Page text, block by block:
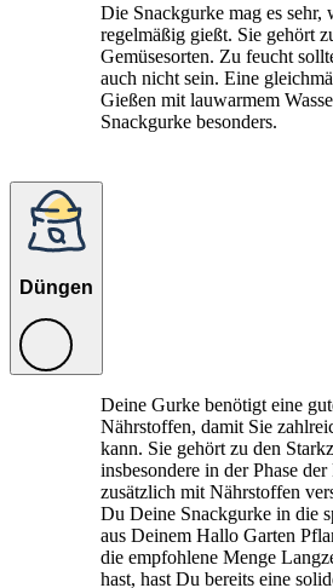
Die Snackgurke mag es sehr,
regelmäßig gießt. Sie gehört
Gemüsesorten. Zu feucht
auch nicht sein. Eine
Gießen mit lauwarmem
Snackgurke besonders.
Düngen
Deine Gurke benötigt eine
Nährstoffen, damit Sie
kann. Sie gehört zu den
insbesondere in der Phase
zusätzlich mit Nährstoffen
Du Deine Snackgurke in die
aus Deinem Hallo Garten
die empfohlene Menge
hast, hast Du bereits eine